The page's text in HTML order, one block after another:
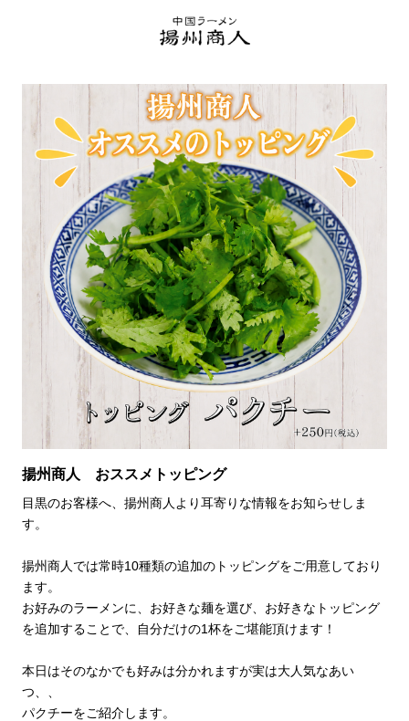
揚州商人 おススメトッピング
目黒のお客様へ、揚州商人より耳寄りな情報をお知らせしま
す。
揚州商人では常時10種類の追加のトッピングをご用意しており
ます。
お好みのラーメンに、お好きな麺を選び、お好きなトッピング
を追加することで、自分だけの1杯をご堪能頂けます！
本日はそのなかでも好みは分かれますが実は大人気なあい
つ、、
パクチーをご紹介します。